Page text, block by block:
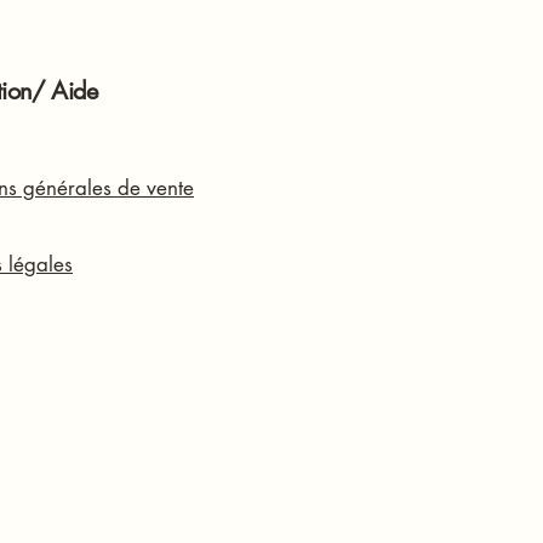
Aide
générales de vente
légales